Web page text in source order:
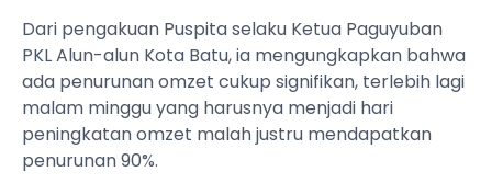
Dari pengakuan Puspita selaku Ketua Paguyuban
PKL Alun-alun Kota Batu, ia mengungkapkan bahwa
ada penurunan omzet cukup signifikan, terlebih lagi
malam minggu yang harusnya menjadi hari
peningkatan omzet malah justru mendapatkan
penurunan 90%.